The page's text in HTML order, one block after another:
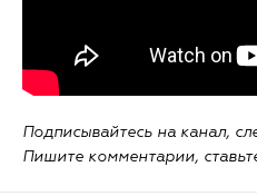
Подписывайтесь на канал,
Пишите комментарии,